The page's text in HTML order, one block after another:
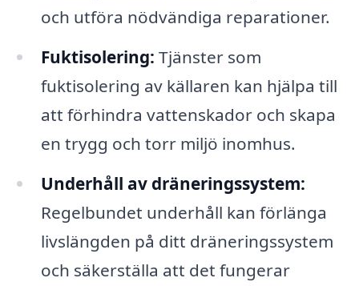
och utföra nödvändiga reparationer.
Fuktisolering: Tjänster som
fuktisolering av källaren kan hjälpa till
att förhindra vattenskador och skapa
en trygg och torr miljö inomhus.
Underhåll av dräneringssystem:
Regelbundet underhåll kan förlänga
livslängden på ditt dräneringssystem
och säkerställa att det fungerar